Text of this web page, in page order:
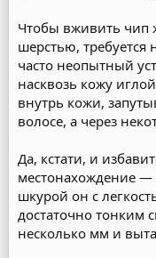
Чтобы вживить чип
шерстью,
часто неопытный
насквозь кожу
внутрь кожи,
волосе, а через
Да, кстати, и
местонахождение —
шкурой он с
достаточно тонким
несколько мм и